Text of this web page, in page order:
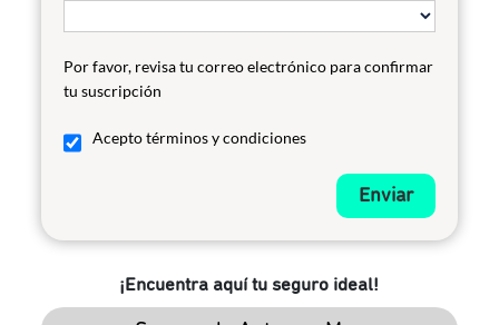
Por favor, revisa tu correo electrónico para confirmar
tu suscripción
Acepto términos y condiciones
Enviar
¡Encuentra aquí tu seguro ideal!